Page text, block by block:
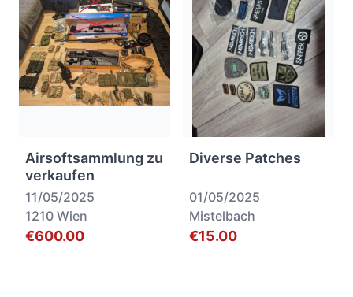
Airsoftsammlung zu
verkaufen
11/05/2025
1210 Wien
€600.00
Diverse Patches
01/05/2025
Mistelbach
€15.00